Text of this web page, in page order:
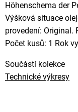
Höhenschema der
Výšková situace
provedení: Original.
Počet kusů: 1 Rok
Součástí kolekce
Technické výkresy